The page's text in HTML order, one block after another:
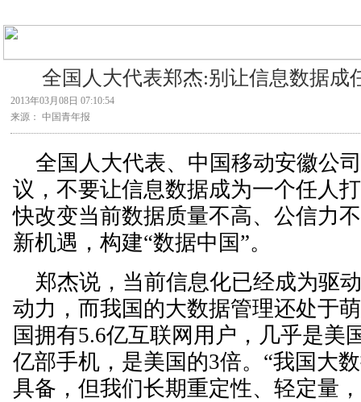
全国人大代表郑杰:别让信息数据成
2013年03月08日 07:10:54
来源： 中国青年报
全国人大代表、中国移动安徽公
议，不要让信息数据成为一个任人
快改变当前数据质量不高、公信力
新机遇，构建“数据中国”。
郑杰说，当前信息化已经成为驱
动力，而我国的大数据管理还处于
国拥有5.6亿互联网用户，几乎是美
亿部手机，是美国的3倍。“我国大
具备，但我们长期重定性、轻定量